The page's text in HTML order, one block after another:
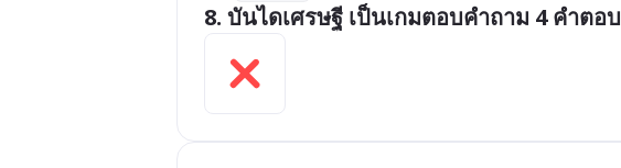
8. บันไดเศรษฐี เป็นเกมตอบคำถาม 4 คำตอบ